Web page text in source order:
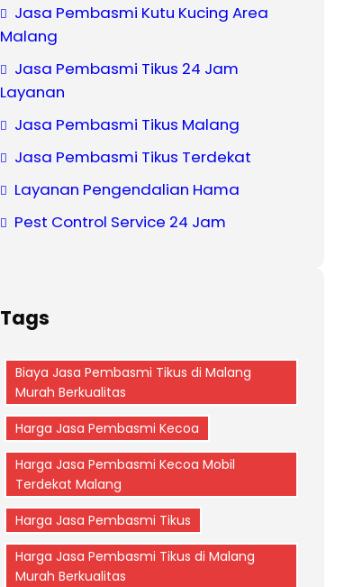
Jasa Pembasmi Kutu Kucing Area
Malang
Jasa Pembasmi Tikus 24 Jam
Layanan
Jasa Pembasmi Tikus Malang
Jasa Pembasmi Tikus Terdekat
Layanan Pengendalian Hama
Pest Control Service 24 Jam
Tags
Biaya Jasa Pembasmi Tikus di Malang
Murah Berkualitas
Harga Jasa Pembasmi Kecoa
Harga Jasa Pembasmi Kecoa Mobil
Terdekat Malang
Harga Jasa Pembasmi Tikus
Harga Jasa Pembasmi Tikus di Malang
Murah Berkualitas